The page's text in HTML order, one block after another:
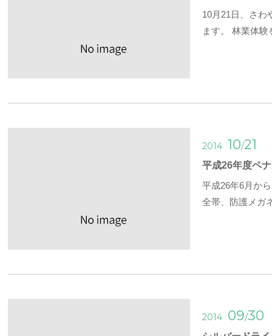
10月21日、さわ
ます。 林業体
2014 10/21
平成26年度ペ
平成26年6月か
全帯、防護メガ
2014 09/30